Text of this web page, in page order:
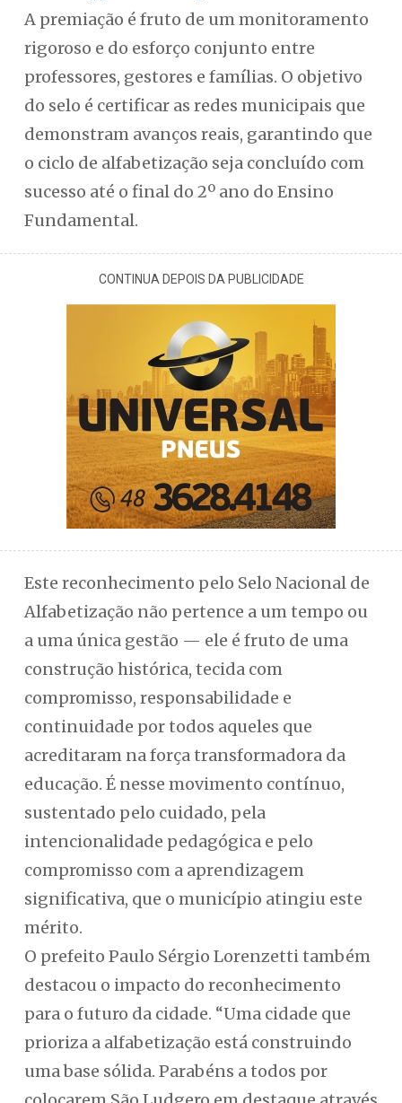
A premiação é fruto de um monitoramento
rigoroso e do esforço conjunto entre
professores, gestores e famílias. O objetivo
do selo é certificar as redes municipais que
demonstram avanços reais, garantindo que
o ciclo de alfabetização seja concluído com
sucesso até o final do 2º ano do Ensino
Fundamental.
CONTINUA DEPOIS DA PUBLICIDADE
Este reconhecimento pelo Selo Nacional de
Alfabetização não pertence a um tempo ou
a uma única gestão — ele é fruto de uma
construção histórica, tecida com
compromisso, responsabilidade e
continuidade por todos aqueles que
acreditaram na força transformadora da
educação. É nesse movimento contínuo,
sustentado pelo cuidado, pela
intencionalidade pedagógica e pelo
compromisso com a aprendizagem
significativa, que o município atingiu este
mérito.
O prefeito Paulo Sérgio Lorenzetti também
destacou o impacto do reconhecimento
para o futuro da cidade. “Uma cidade que
prioriza a alfabetização está construindo
uma base sólida. Parabéns a todos por